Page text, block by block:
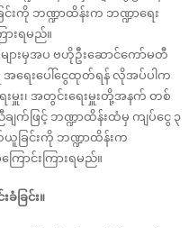
ဘဏ္ဍာထိန်းက ဘဏ္ဍာရေး
းရမည်။
ားမှအပ ဗဟိုဦးဆောင်ကော်မတီ
ရေးပေါ်ငွေထုတ်ရန် လိုအပ်ပါက
းမှူး၊ အတွင်းရေးမှူးတို့အနက် တစ်
က်ဖြင့် ဘဏ္ဍာထိန်းထံမှ ကျပ်ငွေ ၃
ြင်းကို ဘဏ္ဍာထိန်းက
ာင်းကြားရမည်။
ခြင်း။